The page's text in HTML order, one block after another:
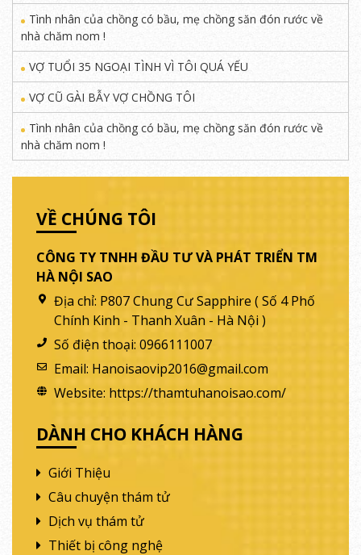
Tình nhân của chồng có bầu, mẹ chồng săn đón rước về
nhà chăm nom !
VỢ TUỔI 35 NGOẠI TÌNH VÌ TÔI QUÁ YẾU
VỢ CŨ GÀI BẪY VỢ CHỒNG TÔI
Tình nhân của chồng có bầu, mẹ chồng săn đón rước về
nhà chăm nom !
VỀ CHÚNG TÔI
CÔNG TY TNHH ĐẦU TƯ VÀ PHÁT TRIỂN TM
HÀ NỘI SAO
Địa chỉ: P807 Chung Cư Sapphire ( Số 4 Phố
Chính Kinh - Thanh Xuân - Hà Nội )
Số điện thoại: 0966111007
Email: Hanoisaovip2016@gmail.com
Website: https://thamtuhanoisao.com/
DÀNH CHO KHÁCH HÀNG
Giới Thiệu
Câu chuyện thám tử
Dịch vụ thám tử
Thiết bị công nghệ